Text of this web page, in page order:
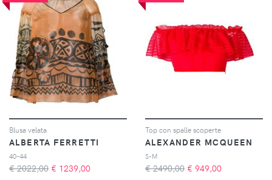
Blusa velata
ALBERTA FERRETTI
40-44
€ 2022,00 € 1239,00
Top con spalle scoperte
ALEXANDER MCQUEEN
S-M
€ 2490,00 € 949,00